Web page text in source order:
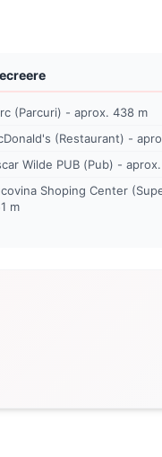
(Parcuri) - aprox. 438 m
(Restaurant) -
Wilde PUB (Pub) -
Shoping Center
m